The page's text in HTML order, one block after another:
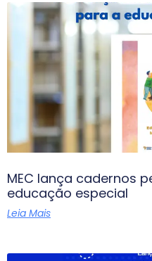
MEC lança cadernos
educação especial
Leia Mais